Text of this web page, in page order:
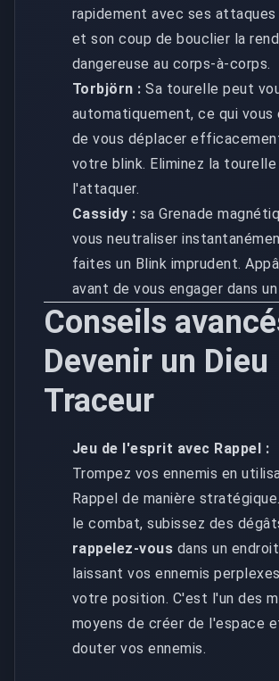
rapidement avec ses attaques
et son coup de bouclier la rend
dangereuse au corps-à-corps.
Torbjörn : Sa tourelle peut
automatiquement, ce qui vous
de vous déplacer
votre blink. Eliminez la
l'attaquer.
Cassidy : sa Grenade
vous neutraliser
faites un Blink imprudent.
avant de vous engager dans
Conseils
Devenir un Dieu
Traceur
Jeu de l'esprit avec Rappel :
Trompez vos ennemis en
Rappel de manière
le combat, subissez des
rappelez-vous dans un
laissant vos ennemis
votre position. C'est l'un des
moyens de créer de l'espace
douter vos ennemis.